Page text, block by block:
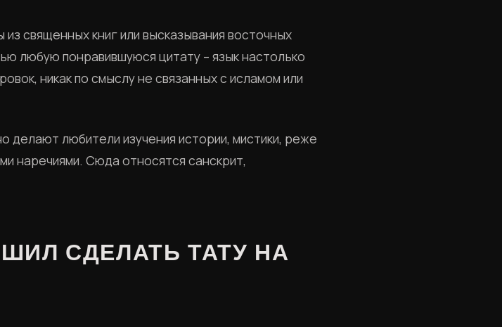
священных книг или высказывания восточных
любую понравившуюся цитату – язык настолько
никак по смыслу не связанных с исламом или
делают любители изучения истории, мистики, реже
наречиями. Сюда относятся санскрит,
СДЕЛАТЬ ТАТУ НА